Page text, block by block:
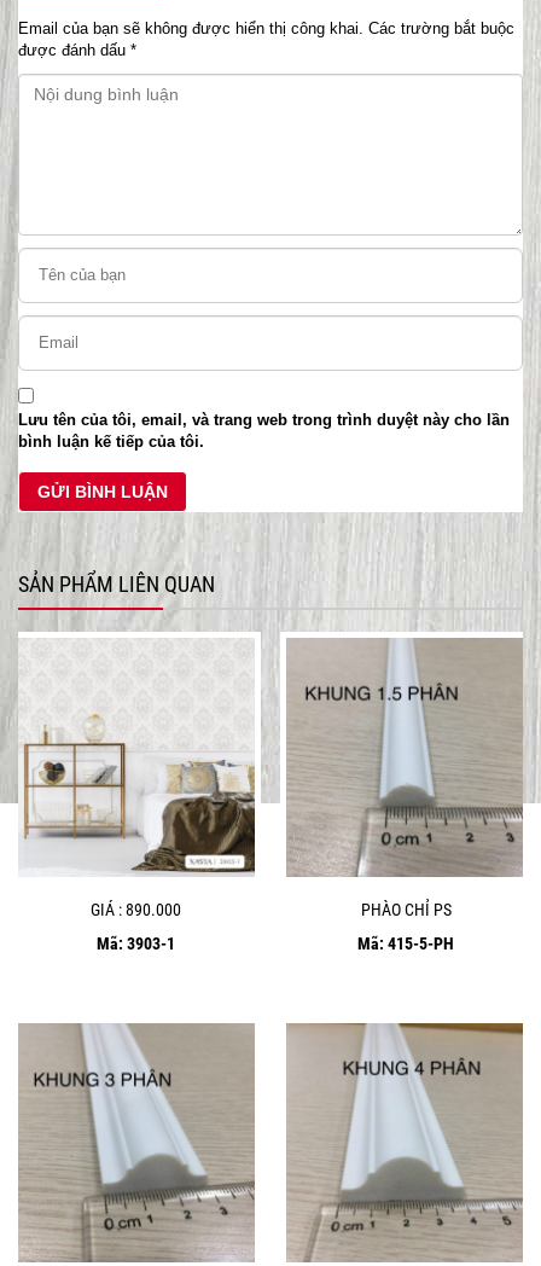
Email của bạn sẽ không được hiển thị công khai. Các trường bắt buộc
được đánh dấu *
Lưu tên của tôi, email, và trang web trong trình duyệt này cho lần
bình luận kế tiếp của tôi.
SẢN PHẨM LIÊN QUAN
GIÁ : 890.000
Mã: 3903-1
PHÀO CHỈ PS
Mã: 415-5-PH